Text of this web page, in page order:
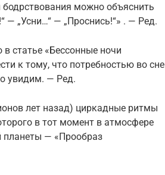
можно объяснить
— „Усни…“ — „Проснись!“» . — Ред.
статье «Бессонные ночи
к тому, что потребностью во сне
увидим. — Ред.
лет назад) циркадные ритмы
в тот момент в атмосфере
планеты — «Прообраз